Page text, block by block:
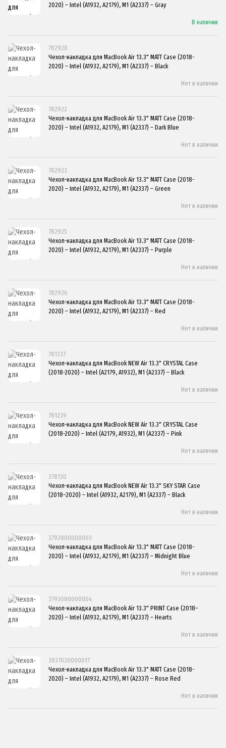
2020) – Intel (A1932, A2179), M1 (A2337) – Gray
В наличии
782920
Чехол-накладка для MacBook Air 13.3" MATT Case (2018-
2020) – Intel (A1932, A2179), M1 (A2337) – Black
Нет в наличии
782922
Чехол-накладка для MacBook Air 13.3" MATT Case (2018-
2020) – Intel (A1932, A2179), M1 (A2337) – Dark Blue
Нет в наличии
782923
Чехол-накладка для MacBook Air 13.3" MATT Case (2018-
2020) – Intel (A1932, A2179), M1 (A2337) – Green
Нет в наличии
782925
Чехол-накладка для MacBook Air 13.3" MATT Case (2018-
2020) – Intel (A1932, A2179), M1 (A2337) – Purple
Нет в наличии
782926
Чехол-накладка для MacBook Air 13.3" MATT Case (2018-
2020) – Intel (A1932, A2179), M1 (A2337) – Red
Нет в наличии
781237
Чехол-накладка для MacBook NEW Air 13.3" CRYSTAL Case
(2018-2020) – Intel (A2179, A1932), M1 (A2337) – Black
Нет в наличии
781239
Чехол-накладка для MacBook NEW Air 13.3" CRYSTAL Case
(2018-2020) – Intel (A2179, A1932), M1 (A2337) – Pink
Нет в наличии
378130
Чехол-накладка для MacBook NEW Air 13.3" SKY STAR Case
(2018–2020) – Intel (A1932, A2179), M1 (A2337) – Black
Нет в наличии
3792800000003
Чехол-накладка для MacBook Air 13.3" MATT Case (2018-
2020) – Intel (A1932, A2179), M1 (A2337) – Midnight Blue
Нет в наличии
3793080000004
Чехол-накладка для MacBook Air 13.3" PRINT Case (2018–
2020) – Intel (A1932, A2179), M1 (A2337) – Hearts
Нет в наличии
3837030000017
Чехол-накладка для MacBook Air 13.3" MATT Case (2018-
2020) – Intel (A1932, A2179), M1 (A2337) – Rose Red
Нет в наличии